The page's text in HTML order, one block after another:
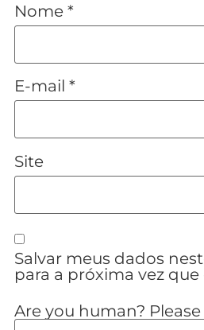
Nome *
E-mail *
Site
Salvar meus dados
para a próxima vez
Are you human? Please